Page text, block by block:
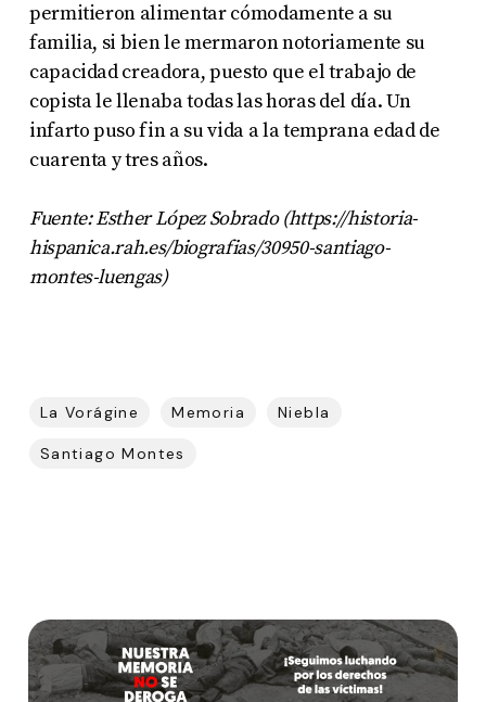
permitieron alimentar cómodamente a su
familia, si bien le mermaron notoriamente su
capacidad creadora, puesto que el trabajo de
copista le llenaba todas las horas del día. Un
infarto puso fin a su vida a la temprana edad de
cuarenta y tres años.
Fuente: Esther López Sobrado (https://historia-
hispanica.rah.es/biografias/30950-santiago-
montes-luengas)
La Vorágine Memoria Niebla
Santiago Montes